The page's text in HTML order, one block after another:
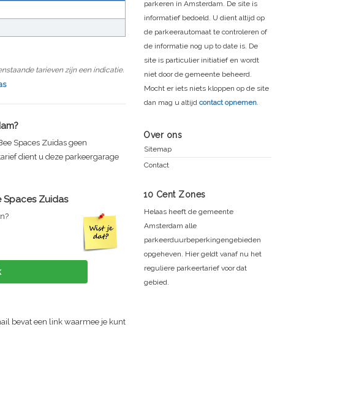
tarieven zijn een indicatie.
Spaces Zuidas geen
dient u deze parkeergarage
Spaces Zuidas
bevat een link waarmee je kunt
parkeren in Amsterdam. De site is
informatief bedoeld. U dient altijd op
de parkeerautomaat te controleren of
de informatie nog up to date is. De
site is particulier initiatief en wordt
niet door de gemeente beheerd.
Mocht er iets niets kloppen op de site
dan mag u altijd contact opnemen.
Over ons
Sitemap
Contact
10 Cent Zones
Helaas heeft de gemeente
Amsterdam alle
parkeerduurbeperkingengebieden
opgeheven. Hier geldt vanaf nu het
reguliere parkeertarief voor dat
gebied.